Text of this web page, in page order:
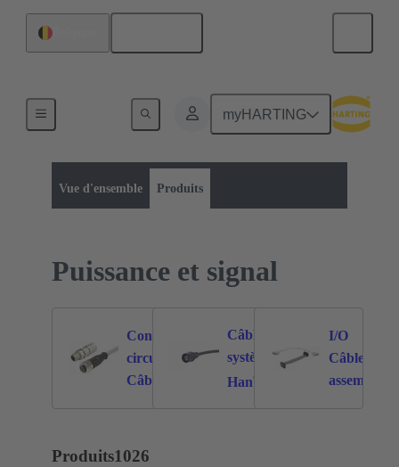
myHARTING
Vue d'ensemble Produits
Puissance et signal
Puissance et signal
Connecteurs
circulaires
Câbles
772
Câble
système
Han®
173
I/O
Câbles
assemblés
Produits1026